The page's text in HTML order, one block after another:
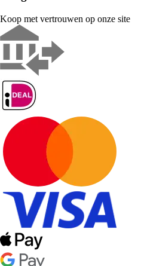
Koop met vertrouwen op onze site